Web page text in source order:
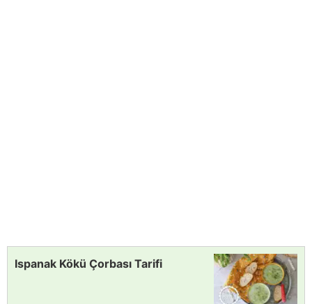
Ispanak Kökü Çorbası Tarifi